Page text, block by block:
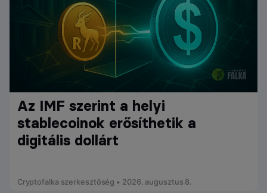
Az IMF szerint a helyi
stablecoinok erősíthetik a
digitális dollárt
Cryptofalka szerkesztőség • 2026. augusztus 8.